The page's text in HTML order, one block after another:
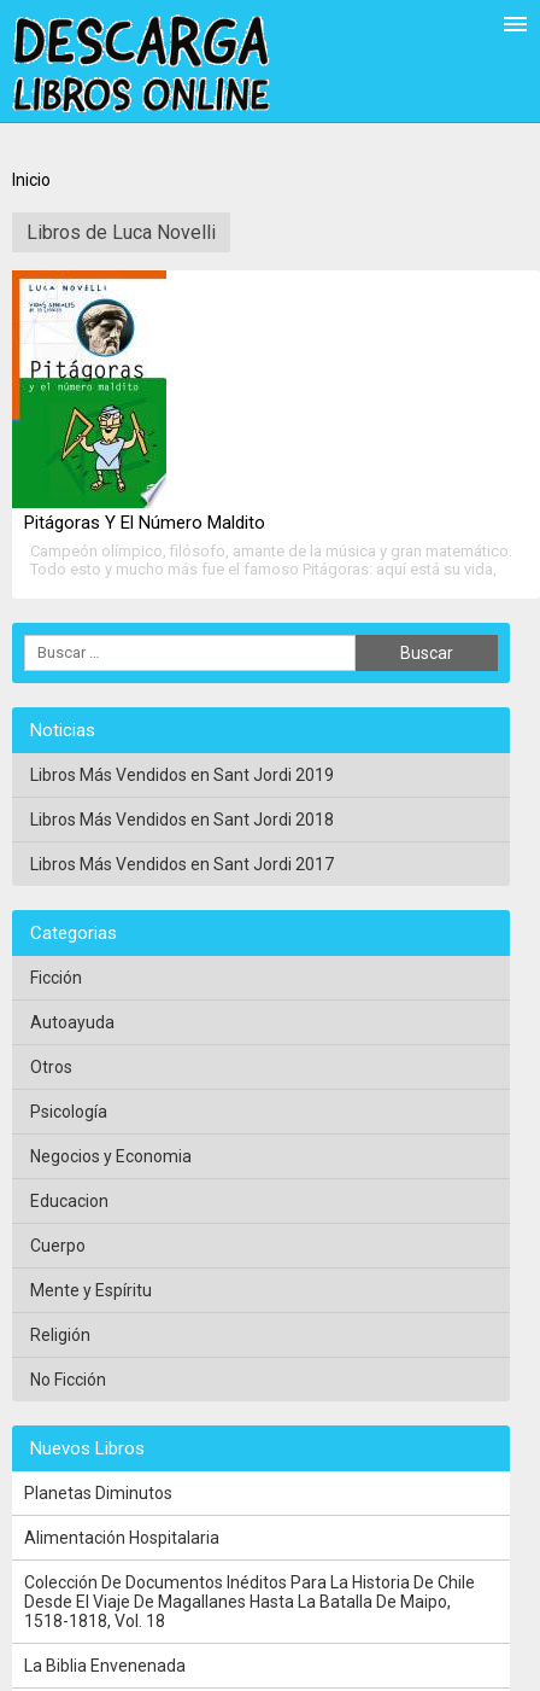
Inicio
Libros de Luca Novelli
Pitágoras Y El Número Maldito
Campeón olímpico, filósofo, amante de la música y gran matemático.
Todo esto y mucho más fue el famoso Pitágoras: aquí está su vida,
>>Ver Ficha Completa<<
Noticias
Libros Más Vendidos en Sant Jordi 2019
Libros Más Vendidos en Sant Jordi 2018
Libros Más Vendidos en Sant Jordi 2017
Categorias
Ficción
Autoayuda
Otros
Psicología
Negocios y Economia
Educacion
Cuerpo
Mente y Espíritu
Religión
No Ficción
Nuevos Libros
Planetas Diminutos
Alimentación Hospitalaria
Colección De Documentos Inéditos Para La Historia De Chile
Desde El Viaje De Magallanes Hasta La Batalla De Maipo,
1518-1818, Vol. 18
La Biblia Envenenada